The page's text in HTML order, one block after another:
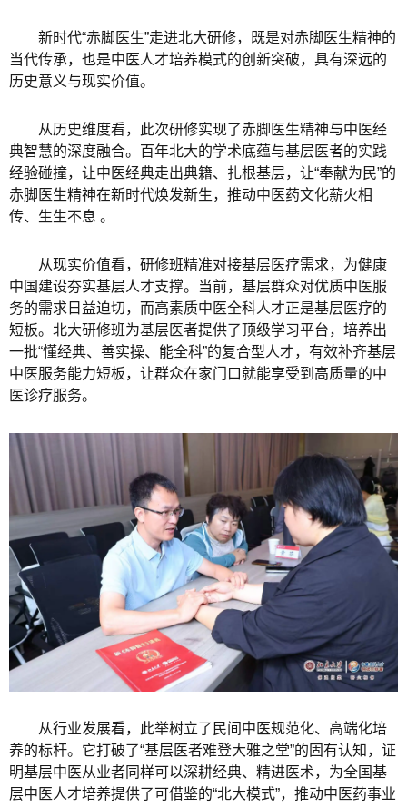
新时代“赤脚医生”走进北大研修，既是对赤脚医生精神的
当代传承，也是中医人才培养模式的创新突破，具有深远的
历史意义与现实价值。
从历史维度看，此次研修实现了赤脚医生精神与中医经
典智慧的深度融合。百年北大的学术底蕴与基层医者的实践
经验碰撞，让中医经典走出典籍、扎根基层，让“奉献为民”的
赤脚医生精神在新时代焕发新生，推动中医药文化薪火相
传、生生不息 。
从现实价值看，研修班精准对接基层医疗需求，为健康
中国建设夯实基层人才支撑。当前，基层群众对优质中医服
务的需求日益迫切，而高素质中医全科人才正是基层医疗的
短板。北大研修班为基层医者提供了顶级学习平台，培养出
一批“懂经典、善实操、能全科”的复合型人才，有效补齐基层
中医服务能力短板，让群众在家门口就能享受到高质量的中
医诊疗服务。
从行业发展看，此举树立了民间中医规范化、高端化培
养的标杆。它打破了“基层医者难登大雅之堂”的固有认知，证
明基层中医从业者同样可以深耕经典、精进医术，为全国基
层中医人才培养提供了可借鉴的“北大模式”，推动中医药事业